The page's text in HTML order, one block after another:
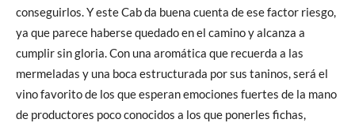
conseguirlos. Y este Cab da buena cuenta de ese factor riesgo,
ya que parece haberse quedado en el camino y alcanza a
cumplir sin gloria. Con una aromática que recuerda a las
mermeladas y una boca estructurada por sus taninos, será el
vino favorito de los que esperan emociones fuertes de la mano
de productores poco conocidos a los que ponerles fichas,